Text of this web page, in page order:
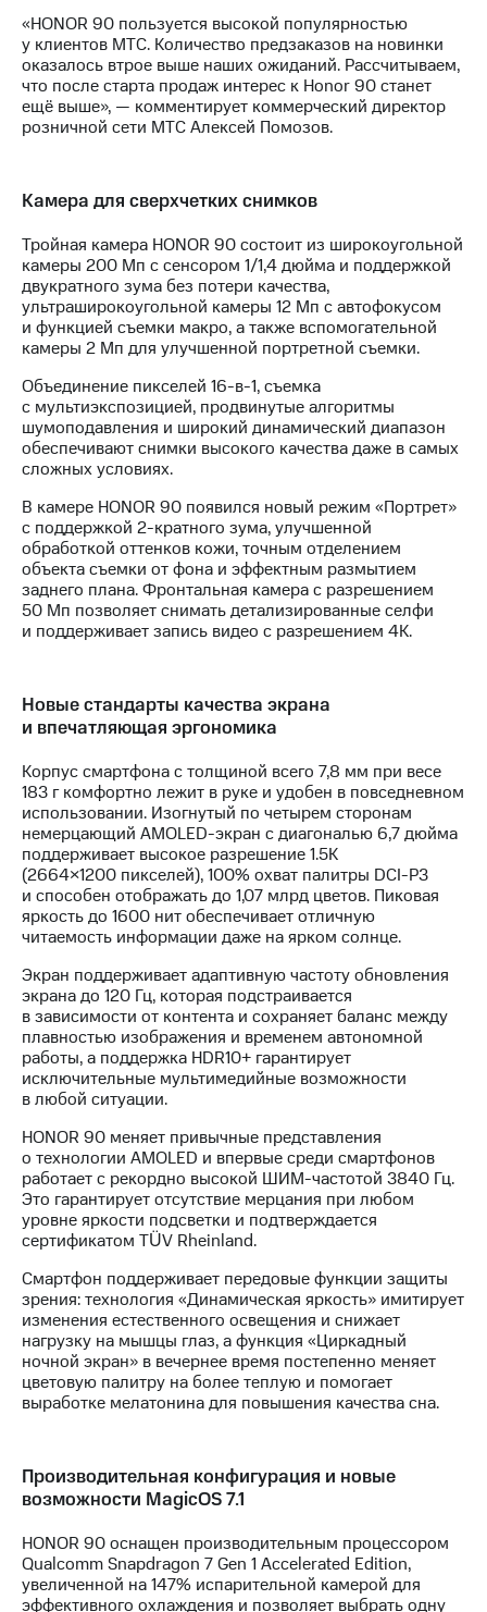
и акционерам
Корпоративное
управление
Корпоративный
секретарь
Информация
акционерам
Документы
ПАО
"МТС"
Собрания
акционеров
Личный
кабинет
акционера
Акционерный
капитал
Контроль
и
аудит
Рынок
акций
Описание
Программа
приобретения
Порядок
Рынок
облигаций
Описание
Еврооблигации-2023
Уведомление
о
погашении
именных
облигаций
Другое
Реквизиты
Контакты
развитие
деловая этика
На главную
«HONOR 90 пользуется высокой популярностью
у клиентов МТС. Количество предзаказов на новинки
оказалось втрое выше наших ожиданий. Рассчитываем,
что после старта продаж интерес к Honor 90 станет
ещё выше», — комментирует коммерческий директор
розничной сети МТС Алексей Помозов.
Камера для сверхчетких снимков
Тройная камера HONOR 90 состоит из широкоугольной
камеры 200 Мп с сенсором 1/1,4 дюйма и поддержкой
двукратного зума без потери качества,
ультраширокоугольной камеры 12 Мп с автофокусом
и функцией съемки макро, а также вспомогательной
камеры 2 Мп для улучшенной портретной съемки.
Объединение пикселей 16-в-1, съемка
с мультиэкспозицией, продвинутые алгоритмы
шумоподавления и широкий динамический диапазон
обеспечивают снимки высокого качества даже в самых
сложных условиях.
В камере HONOR 90 появился новый режим «Портрет»
с поддержкой 2-кратного зума, улучшенной
обработкой оттенков кожи, точным отделением
объекта съемки от фона и эффектным размытием
заднего плана. Фронтальная камера с разрешением
50 Мп позволяет снимать детализированные селфи
и поддерживает запись видео с разрешением 4K.
Новые стандарты качества экрана
и впечатляющая эргономика
Корпус смартфона с толщиной всего 7,8 мм при весе
183 г комфортно лежит в руке и удобен в повседневном
использовании. Изогнутый по четырем сторонам
немерцающий AMOLED-экран с диагональю 6,7 дюйма
поддерживает высокое разрешение 1.5K
(2664×1200 пикселей), 100% охват палитры DCI-P3
и способен отображать до 1,07 млрд цветов. Пиковая
яркость до 1600 нит обеспечивает отличную
читаемость информации даже на ярком солнце.
Экран поддерживает адаптивную частоту обновления
экрана до 120 Гц, которая подстраивается
в зависимости от контента и сохраняет баланс между
плавностью изображения и временем автономной
работы, а поддержка HDR10+ гарантирует
исключительные мультимедийные возможности
в любой ситуации.
HONOR 90 меняет привычные представления
о технологии AMOLED и впервые среди смартфонов
работает с рекордно высокой ШИМ-частотой 3840 Гц.
Это гарантирует отсутствие мерцания при любом
уровне яркости подсветки и подтверждается
сертификатом TÜV Rheinland.
Смартфон поддерживает передовые функции защиты
зрения: технология «Динамическая яркость» имитирует
изменения естественного освещения и снижает
нагрузку на мышцы глаз, а функция «Циркадный
ночной экран» в вечернее время постепенно меняет
цветовую палитру на более теплую и помогает
выработке мелатонина для повышения качества сна.
Производительная конфигурация и новые
возможности MagicOS 7.1
HONOR 90 оснащен производительным процессором
Qualcomm Snapdragon 7 Gen 1 Accelerated Edition,
увеличенной на 147% испарительной камерой для
эффективного охлаждения и позволяет выбрать одну